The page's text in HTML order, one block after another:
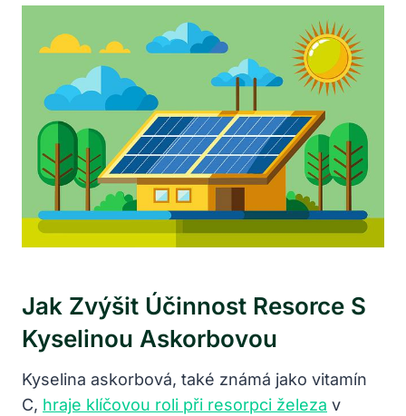
Jak Zvýšit Účinnost Resorce S
Kyselinou Askorbovou
Kyselina askorbová, také známá jako vitamín
C, hraje klíčovou roli při resorpci železa v